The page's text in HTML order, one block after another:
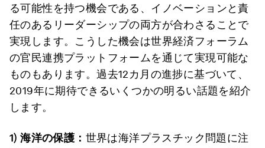
る可能性を持つ機会である、イノベーションと責
任のあるリーダーシップの両方が合わさることで
実現します。こうした機会は世界経済フォーラム
の官民連携プラットフォームを通じて実現可能な
ものもあります。過去12カ月の進捗に基づいて、
2019年に期待できるいくつかの明るい話題を紹介
します。
1) 海洋の保護： 世界は海洋プラスチック問題に注